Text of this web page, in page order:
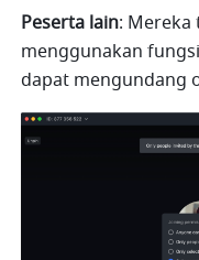
Peserta lain:
menggunakan fungsi
dapat mengundang